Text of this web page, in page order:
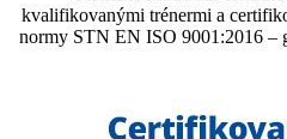
kvalifikovanými trénermi ​​​​​​​​​​a
normy STN EN ISO 9001:2016 –